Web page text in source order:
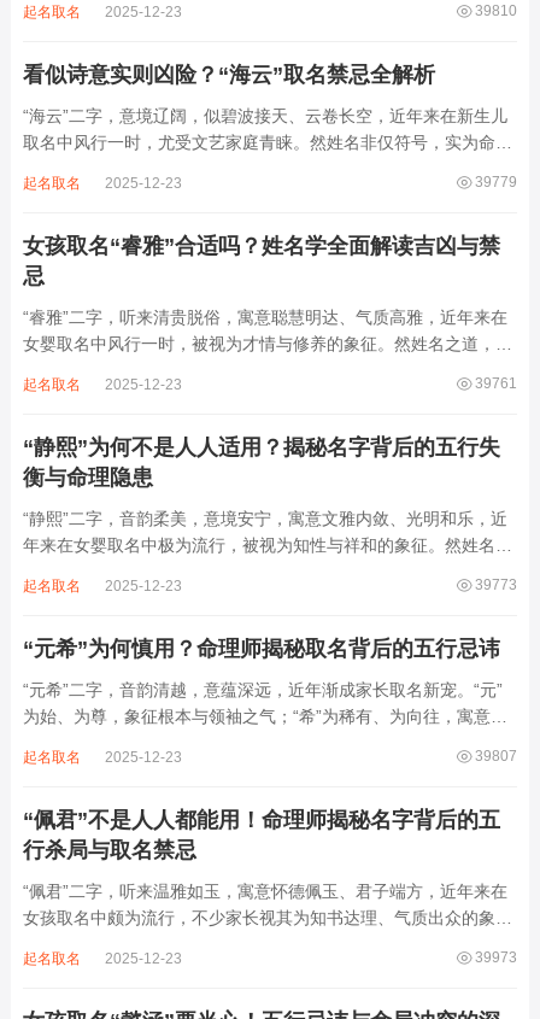
雅符号，实为命理五行流转之枢纽。一字之选，关乎气场平衡。沛
39810
起名取名 2025-12-23
看似诗意实则凶险？“海云”取名禁忌全解析
“海云”二字，意境辽阔，似碧波接天、云卷长空，近年来在新生儿
取名中风行一时，尤受文艺家庭青睐。然姓名非仅符号，实为命局
滔天，木浮无根，阴气过重，易致意志不坚、事业漂泊、健康受
39779
起名取名 2025-12-23
女孩取名“睿雅”合适吗？姓名学全面解读吉凶与禁
忌
“睿雅”二字，听来清贵脱俗，寓意聪慧明达、气质高雅，近年来在
女婴取名中风行一时，被视为才情与修养的象征。然姓名之道，贵
增心力。细察“睿雅”之局，实藏金水成势、火土受制之患，若不顾
39761
起名取名 2025-12-23
“静熙”为何不是人人适用？揭秘名字背后的五行失
衡与命理隐患
“静熙”二字，音韵柔美，意境安宁，寓意文雅内敛、光明和乐，近
年来在女婴取名中极为流行，被视为知性与祥和的象征。然姓名命
象，实藏金水偏寒、火气受制之弊，若不顾八字强弱，盲目套用，
39773
起名取名 2025-12-23
“元希”为何慎用？命理师揭秘取名背后的五行忌讳
“元希”二字，音韵清越，意蕴深远，近年渐成家长取名新宠。“元”
为始、为尊，象征根本与领袖之气；“希”为稀有、为向往，寓意卓
象。然姓名非止文雅，实为命理气场之枢纽。一字之选，关乎运途
39807
起名取名 2025-12-23
“佩君”不是人人都能用！命理师揭秘名字背后的五
行杀局与取名禁忌
“佩君”二字，听来温雅如玉，寓意怀德佩玉、君子端方，近年来在
女孩取名中颇为流行，不少家长视其为知书达理、气质出众的象
察“佩君”之象，实藏金气过旺、木土受制之局，若不顾命主五行强
39973
起名取名 2025-12-23